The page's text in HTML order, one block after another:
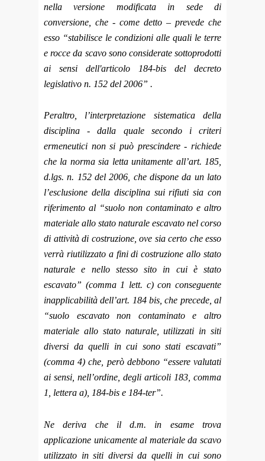
nella versione modificata in sede di
conversione, che - come detto – prevede che
esso “stabilisce le condizioni alle quali le terre
e rocce da scavo sono considerate sottoprodotti
ai sensi dell'articolo 184-bis del decreto
legislativo n. 152 del 2006” .
Peraltro, l’interpretazione sistematica della
disciplina - dalla quale secondo i criteri
ermeneutici non si può prescindere - richiede
che la norma sia letta unitamente all’art. 185,
d.lgs. n. 152 del 2006, che dispone da un lato
l’esclusione della disciplina sui rifiuti sia con
riferimento al “suolo non contaminato e altro
materiale allo stato naturale escavato nel corso
di attività di costruzione, ove sia certo che esso
verrà riutilizzato a fini di costruzione allo stato
naturale e nello stesso sito in cui è stato
escavato” (comma 1 lett. c) con conseguente
inapplicabilità dell’art. 184 bis, che precede, al
“suolo escavato non contaminato e altro
materiale allo stato naturale, utilizzati in siti
diversi da quelli in cui sono stati escavati”
(comma 4) che, però debbono “essere valutati
ai sensi, nell’ordine, degli articoli 183, comma
1, lettera a), 184-bis e 184-ter”.
Ne deriva che il d.m. in esame trova
applicazione unicamente al materiale da scavo
utilizzato in siti diversi da quelli in cui sono